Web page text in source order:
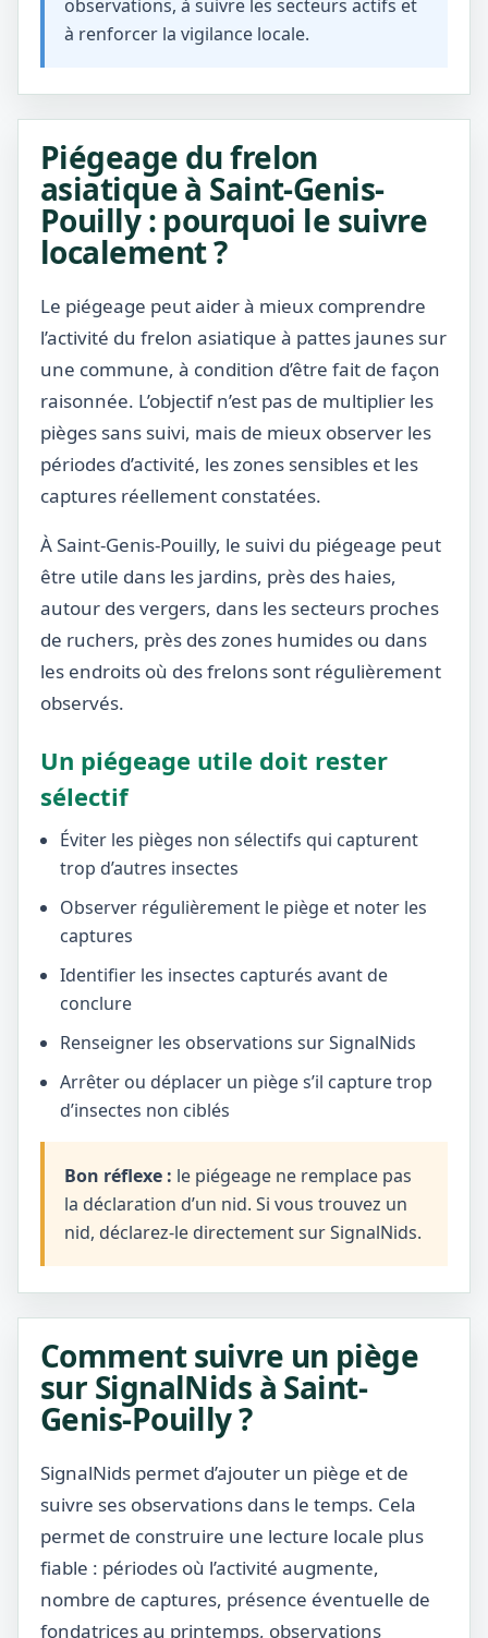
observations, à suivre les secteurs actifs et
à renforcer la vigilance locale.
Piégeage du frelon
asiatique à Saint-Genis-
Pouilly : pourquoi le suivre
localement ?
Le piégeage peut aider à mieux comprendre
l’activité du frelon asiatique à pattes jaunes sur
une commune, à condition d’être fait de façon
raisonnée. L’objectif n’est pas de multiplier les
pièges sans suivi, mais de mieux observer les
périodes d’activité, les zones sensibles et les
captures réellement constatées.
À Saint-Genis-Pouilly, le suivi du piégeage peut
être utile dans les jardins, près des haies,
autour des vergers, dans les secteurs proches
de ruchers, près des zones humides ou dans
les endroits où des frelons sont régulièrement
observés.
Un piégeage utile doit rester
sélectif
Éviter les pièges non sélectifs qui capturent
trop d’autres insectes
Observer régulièrement le piège et noter les
captures
Identifier les insectes capturés avant de
conclure
Renseigner les observations sur SignalNids
Arrêter ou déplacer un piège s’il capture trop
d’insectes non ciblés
Bon réflexe : le piégeage ne remplace pas
la déclaration d’un nid. Si vous trouvez un
nid, déclarez-le directement sur SignalNids.
Comment suivre un piège
sur SignalNids à Saint-
Genis-Pouilly ?
SignalNids permet d’ajouter un piège et de
suivre ses observations dans le temps. Cela
permet de construire une lecture locale plus
fiable : périodes où l’activité augmente,
nombre de captures, présence éventuelle de
fondatrices au printemps, observations